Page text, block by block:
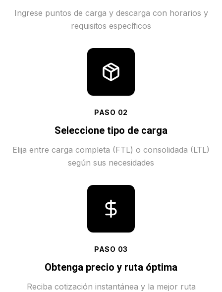
Ingrese puntos de carga y descarga con horarios y
requisitos específicos
PASO 02
Seleccione tipo de carga
Elija entre carga completa (FTL) o consolidada (LTL)
según sus necesidades
PASO 03
Obtenga precio y ruta óptima
Reciba cotización instantánea y la mejor ruta